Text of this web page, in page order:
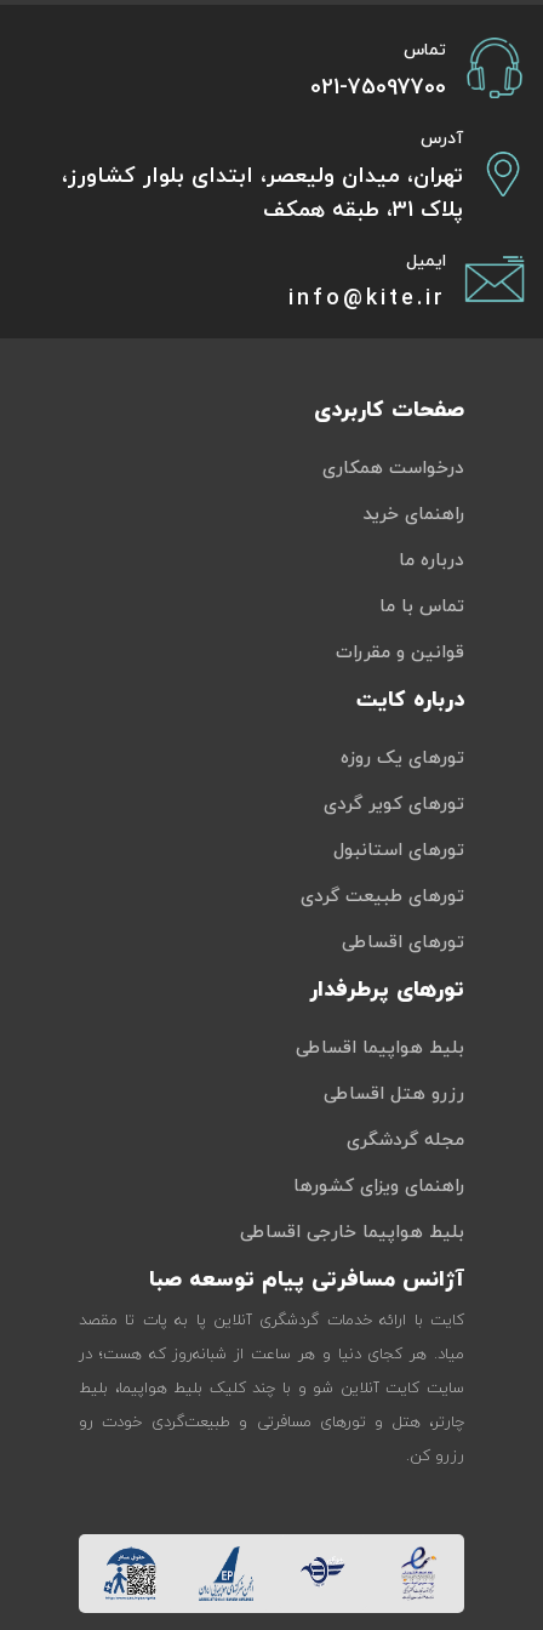
تماس
021-75097700
آدرس
تهران، میدان ولیعصر، ابتدای بلوار کشاورز،
پلاک 31، طبقه همکف
ایمیل
info@kite.ir
صفحات کاربردی
درخواست همکاری
راهنمای خرید
درباره ما
تماس با ما
قوانین و مقررات
درباره کایت
تورهای یک روزه
تورهای کویر گردی
تورهای استانبول
تورهای طبیعت گردی
تورهای اقساطی
تورهای پرطرفدار
بلیط هواپیما اقساطی
رزرو هتل اقساطی
مجله گردشگری
راهنمای ویزای کشورها
بلیط هواپیما خارجی اقساطی
آژانس مسافرتی پیام توسعه صبا
کایت با ارائه خدمات گردشگری آنلاین پا به پات تا مقصد
میاد. هر کجای دنیا و هر ساعت از شبانه‌روز که هست؛ در
سایت کایت آنلاین شو و با چند کلیک بلیط هواپیما، بلیط
چارتر، هتل و تورهای مسافرتی و طبیعت‌گردی خودت رو
رزرو کن.